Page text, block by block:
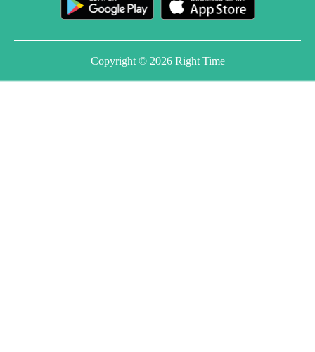
Copyright © 2026 Right Time